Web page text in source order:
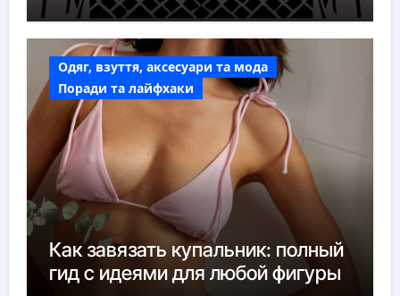
Одяг, взуття, аксесуари та мода
Поради та лайфхаки
Как завязать купальник: полный
гид с идеями для любой фигуры